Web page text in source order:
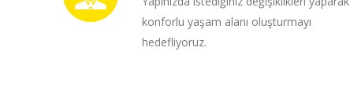
konforlu yaşam alanı oluşturmayı
hedefliyoruz.